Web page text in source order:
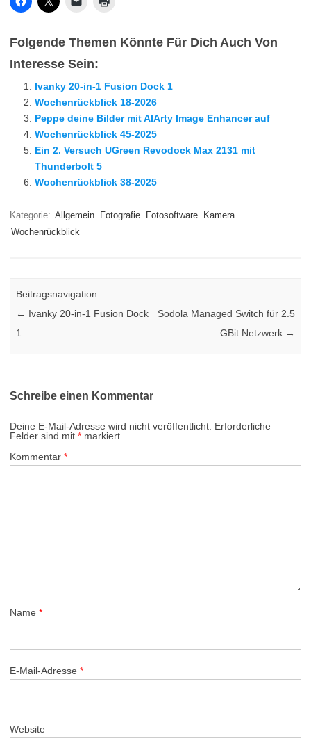
Folgende Themen Könnte Für Dich Auch Von
Interesse Sein:
Ivanky 20-in-1 Fusion Dock 1
Wochenrückblick 18-2026
Peppe deine Bilder mit AIArty Image Enhancer auf
Wochenrückblick 45-2025
Ein 2. Versuch UGreen Revodock Max 2131 mit
Thunderbolt 5
Wochenrückblick 38-2025
Kategorie: Allgemein Fotografie Fotosoftware
Kamera
Wochenrückblick
Beitragsnavigation
← Ivanky 20-in-1 Fusion Dock
1
Sodola Managed Switch für 2.5
GBit Netzwerk →
Schreibe einen Kommentar
Deine E-Mail-Adresse wird nicht veröffentlicht. Erforderliche
Felder sind mit * markiert
Kommentar *
Name *
E-Mail-Adresse *
Website